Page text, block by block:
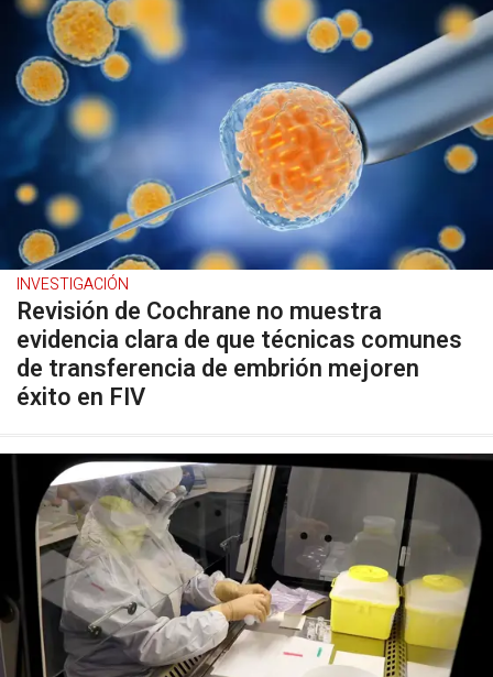
INVESTIGACIÓN
Revisión de Cochrane no muestra
evidencia clara de que técnicas comunes
de transferencia de embrión mejoren
éxito en FIV